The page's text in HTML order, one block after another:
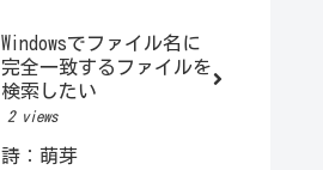
Windowsでファイル名に
完全一致するファイルを
検索したい
2 views
詩：萌芽